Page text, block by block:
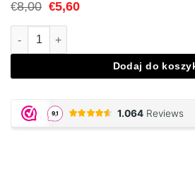
€8,00 Cena
Original
wynosiła:
€8,00.
€5,60Aktualna
Ilość MDMA Purity Drug Test
Dodaj do